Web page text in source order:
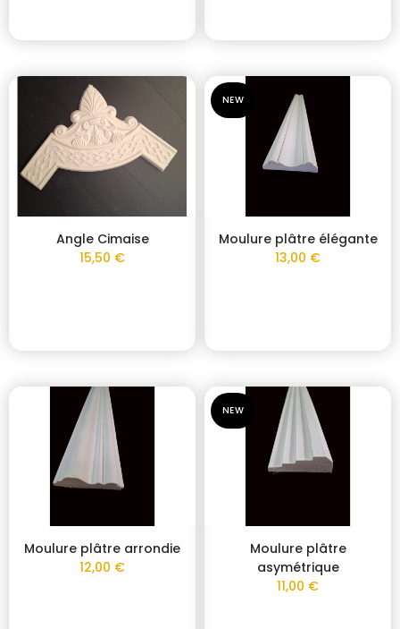
Angle Cimaise
15,50 €
NEW
Moulure plâtre élégante
13,00 €
Moulure plâtre arrondie
12,00 €
NEW
Moulure plâtre
asymétrique
11,00 €